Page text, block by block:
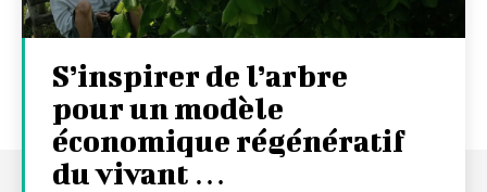
S’inspirer de l’arbre
pour un modèle
économique régénératif
du vivant …